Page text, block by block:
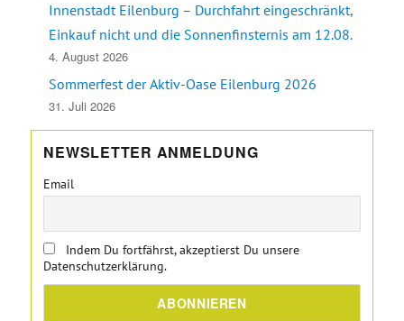
Innenstadt Eilenburg – Durchfahrt eingeschränkt,
Einkauf nicht und die Sonnenfinsternis am 12.08.
4. August 2026
Sommerfest der Aktiv-Oase Eilenburg 2026
31. Juli 2026
NEWSLETTER ANMELDUNG
Email
Indem Du fortfährst, akzeptierst Du unsere
Datenschutzerklärung.